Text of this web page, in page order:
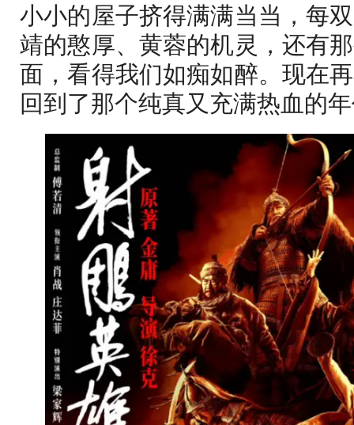
小小的屋子挤得满满当当，每
靖的憨厚、黄蓉的机灵，还有
面，看得我们如痴如醉。现在
回到了那个纯真又充满热血的